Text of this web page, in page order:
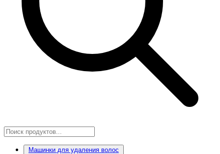
Машинки для удаления волос